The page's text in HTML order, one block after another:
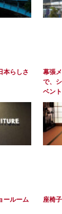
本らしさ
幕張
で、
ベン
ールーム
座椅